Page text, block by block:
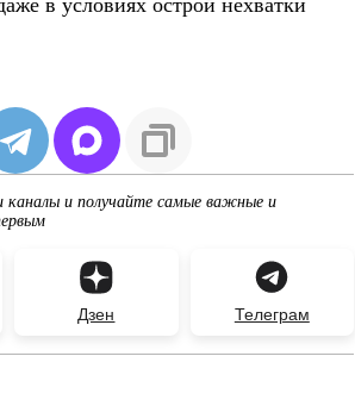
и получайте самые важные и
Дзен Телеграм